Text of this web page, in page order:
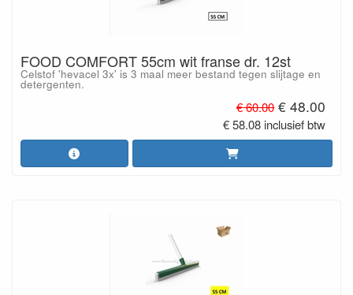
FOOD COMFORT 55cm wit franse dr. 12st
Celstof 'hevacel 3x' is 3 maal meer bestand tegen slijtage en
detergenten.
€ 60.00 € 48.00
€ 58.08 inclusief btw